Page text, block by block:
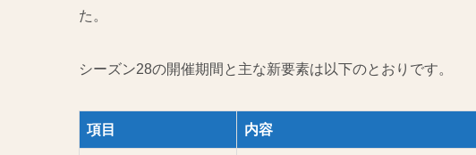
た。
シーズン28の開催期間と主な新要素は以下のとおりです。
項目 内容